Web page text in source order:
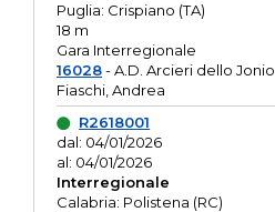
Puglia: Crispiano (TA)
18 m
Gara Interregionale
16028- A.D. Arcieri dello Jonio
Fiaschi, Andrea
R2618001
dal: 04/01/2026
al: 04/01/2026
Interregionale
Calabria: Polistena (RC)